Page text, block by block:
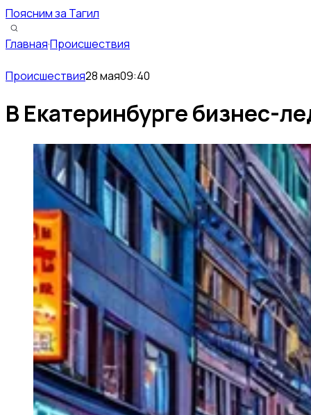
Поясним за Тагил
Главная·Происшествия
Происшествия28 мая09:40
В Екатеринбурге бизнес-